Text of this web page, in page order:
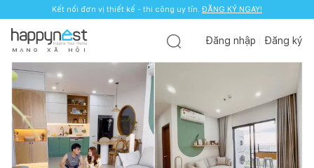
Kết nối đơn vị thiết kế - thi công uy tín. ĐĂNG KÝ NGAY!
M Ạ N G X Ã H Ộ I
Đăng nhập Đăng ký